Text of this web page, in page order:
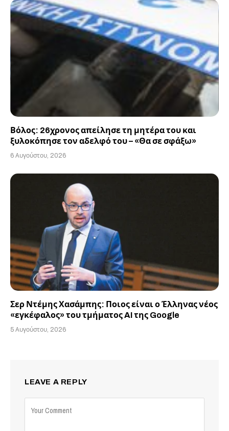
Βόλος: 26χρονος απείλησε τη μητέρα του και
ξυλοκόπησε τον αδελφό του – «Θα σε σφάξω»
6 Αυγούστου, 2026
Σερ Ντέμης Χασάμπης: Ποιος είναι ο Έλληνας νέος
«εγκέφαλος» του τμήματος AI της Google
5 Αυγούστου, 2026
LEAVE A REPLY